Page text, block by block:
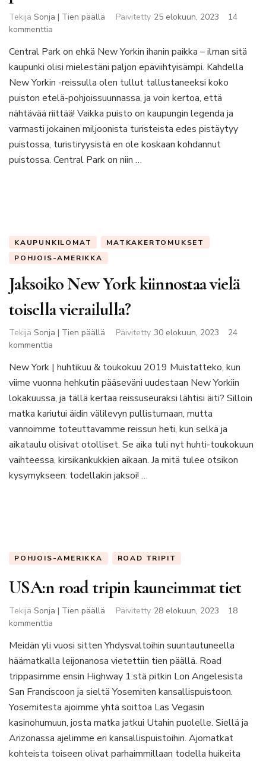
Tekijä Sonja | Tien päällä Päivitetty 25 elokuun, 2023
14
kommenttia
Park
on
yksi
Yorkin
parhaista
asioista
Central Park on ehkä New Yorkin ihanin paikka – ilman sitä
kaupunki olisi mielestäni paljon epäviihtyisämpi. Kahdella
New Yorkin -reissulla olen tullut tallustaneeksi koko
puiston etelä-pohjoissuunnassa, ja voin kertoa, että
nähtävää riittää! Vaikka puisto on kaupungin legenda ja
varmasti jokainen miljoonista turisteista edes pistäytyy
puistossa, turistiryysistä en ole koskaan kohdannut
puistossa. Central Park on niin …
KAUPUNKILOMAT
MATKAKERTOMUKSET
POHJOIS-AMERIKKA
Jaksoiko New York kiinnostaa vielä
toisella vierailulla?
Tekijä Sonja | Tien päällä Päivitetty 30 elokuun, 2023
24
kommenttia
New
York
kiinnostaa
toisella
vierailulla?
New York | huhtikuu & toukokuu 2019 Muistatteko, kun
viime vuonna hehkutin pääseväni uudestaan New Yorkiin
lokakuussa, ja tällä kertaa reissuseuraksi lähtisi äiti? Silloin
matka kariutui äidin välilevyn pullistumaan, mutta
vannoimme toteuttavamme reissun heti, kun selkä ja
aikataulu olisivat otolliset. Se aika tuli nyt huhti-toukokuun
vaihteessa, kirsikankukkien aikaan. Ja mitä tulee otsikon
kysymykseen: todellakin jaksoi! …
POHJOIS-AMERIKKA ROAD TRIPIT
USA:n road tripin kauneimmat tiet
Tekijä Sonja | Tien päällä Päivitetty 28 elokuun, 2023
18
kommenttia
road
tripin
kauneimmat
Meidän yli vuosi sitten Yhdysvaltoihin suuntautuneella
häämatkalla leijonanosa vietettiin tien päällä. Road
trippasimme ensin Highway 1:stä pitkin Lon Angelesista
San Franciscoon ja sieltä Yosemiten kansallispuistoon.
Yosemitesta ajoimme yhtä soittoa Las Vegasin
kasinohumuun, josta matka jatkui Utahin puolelle. Siellä ja
Arizonassa ajelimme eri kansallispuistoihin. Ajomatkat
kohteista toiseen olivat parhaimmillaan todella huikeita